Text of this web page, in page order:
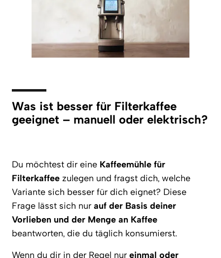
Was ist besser für Filterkaffee
geeignet – manuell oder elektrisch?
Du möchtest dir eine Kaffeemühle für
Filterkaffee zulegen und fragst dich, welche
Variante sich besser für dich eignet? Diese
Frage lässt sich nur auf der Basis deiner
Vorlieben und der Menge an Kaffee
beantworten, die du täglich konsumierst.
Wenn du dir in der Regel nur einmal oder